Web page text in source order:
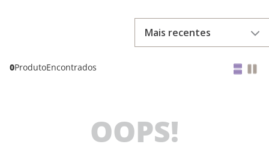
Mais recentes
0Produto
OOPS!